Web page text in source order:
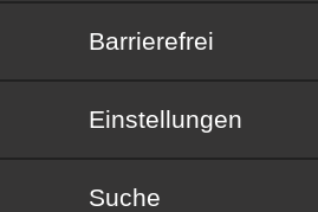
Barrierefrei
Barrierefrei
Einstellungen
Suche